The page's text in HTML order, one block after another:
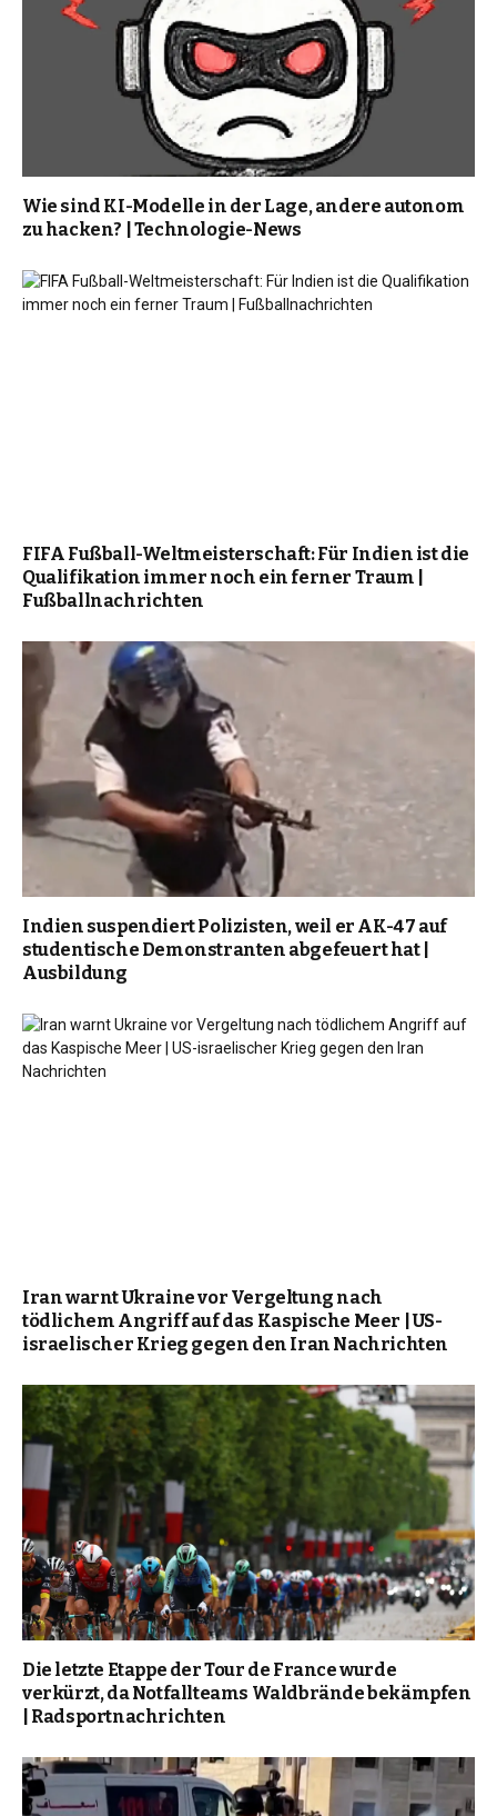
Wie sind KI-Modelle in der Lage, andere autonom
zu hacken? | Technologie-News
FIFA Fußball-Weltmeisterschaft: Für Indien ist die
Qualifikation immer noch ein ferner Traum |
Fußballnachrichten
Indien suspendiert Polizisten, weil er AK-47 auf
studentische Demonstranten abgefeuert hat |
Ausbildung
Iran warnt Ukraine vor Vergeltung nach
tödlichem Angriff auf das Kaspische Meer | US-
israelischer Krieg gegen den Iran Nachrichten
Die letzte Etappe der Tour de France wurde
verkürzt, da Notfallteams Waldbrände bekämpfen
| Radsportnachrichten